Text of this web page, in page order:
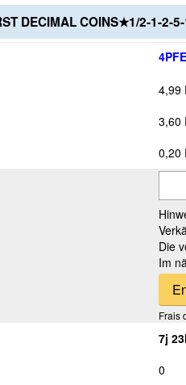
DECIMAL COINS★1/2-1-2-
4,99
3,60
0,20
Die
Im
Frais
7j
0